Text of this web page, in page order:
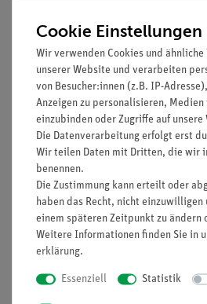
Vorteile
Aus
Profil sorgt dafür, dass
Kolorimeters gut
Stabile Halterung für
Temperature 12903-00.
Ermöglicht einfache
während chemischer
magnetischer Rührstab
Länge stößt beim
Cobra SMARTsense
Ausstattung und
Cookie Einstellungen
Wir verwenden Cookies und ähnliche
unserer Website und verarbeiten
von Besucher:innen (z.B. IP-
Anzeigen zu personalisieren,
einzubinden oder Zugriffe auf unsere
Die Datenverarbeitung erfolgt erst
Wir teilen Daten mit Dritten, die wir
benennen.
Die Zustimmung kann erteilt oder
haben das Recht, nicht
einem späteren Zeitpunkt zu ändern
Weitere Informationen finden Sie in
erklärung.
Essenziell Statistik